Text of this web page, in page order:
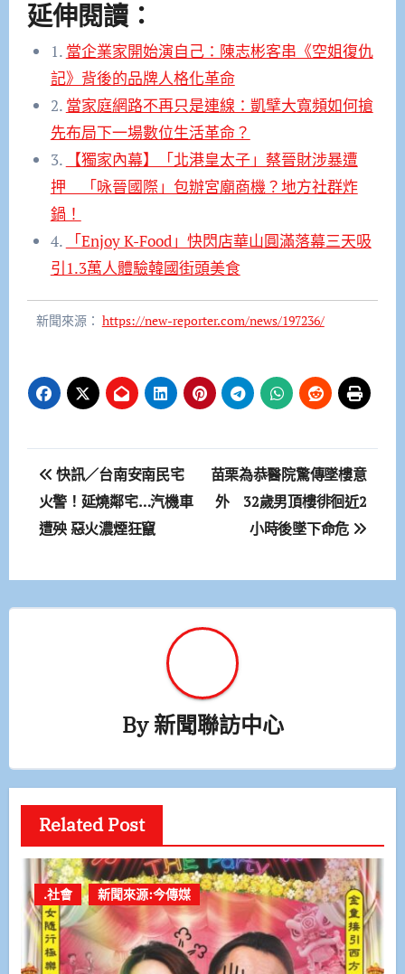
延伸閱讀：
1. 當企業家開始演自己：陳志彬客串《空姐復仇
記》背後的品牌人格化革命
2. 當家庭網路不再只是連線：凱擘大寬頻如何搶
先布局下一場數位生活革命？
3.
【獨家內幕】「北港皇太子」蔡晉財涉暴遭
押 「咏晉國際」包辦宮廟商機？地方社群炸
鍋！
4.
「Enjoy K-Food」快閃店華山圓滿落幕三天吸
引1.3萬人體驗韓國街頭美食
新聞來源： https://new-reporter.com/news/197236/
文
章
導
覽
快訊／台南安南民宅
火警！延燒鄰宅…汽機車
遭殃 惡火濃煙狂竄
苗栗為恭醫院驚傳墜樓意
外 32歲男頂樓徘徊近2
小時後墜下命危
By新聞聯訪中心
Related Post
.社會 新聞來源:今傳媒